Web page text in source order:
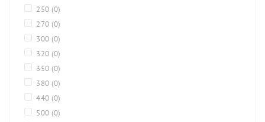
250 (0)
270 (0)
300 (0)
320 (0)
350 (0)
380 (0)
440 (0)
500 (0)